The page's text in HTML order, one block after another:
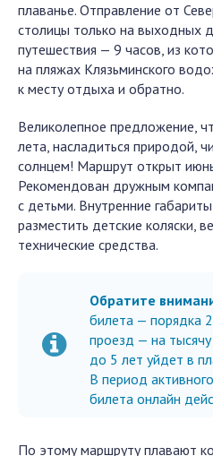
плаванье. Отправление от
столицы только на выходных
путешествия — 9 часов, из
на пляжах Клязьминского
к месту отдыха и обратно.
Великолепное предложение,
лета, насладиться природой,
солнцем! Маршрут открыт
Рекомендован дружным
с детьми. Внутренние
разместить детские коляски,
технические средства.
Обратите
билета — порядка
проезд — на
до 5 лет уйдет в
В период
билета онлайн
По этому маршруту плавают